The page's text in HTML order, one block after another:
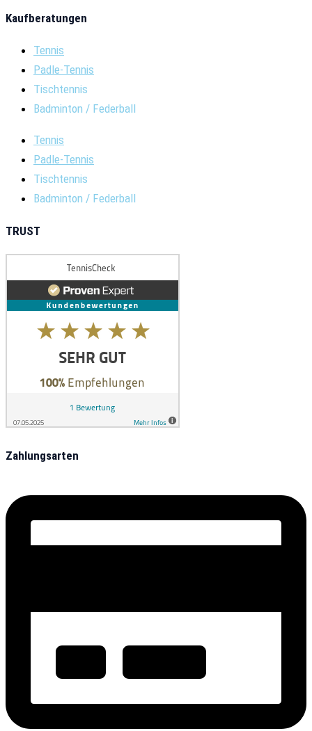
Kaufberatungen
Tennis
Padle-Tennis
Tischtennis
Badminton / Federball
Tennis
Padle-Tennis
Tischtennis
Badminton / Federball
TRUST
Zahlungsarten